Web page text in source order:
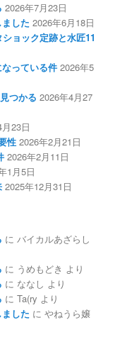
2026年7月23日
した 2026年6月18日
ョック定跡と水匠11
っている件 2026年5
つかる 2026年4月27
23日
性 2026年2月21日
2026年2月11日
1月5日
2025年12月31日
に バイカルあざらし
に うめもどき より
に ななし より
にTa(ry より
した にやねうら嬢